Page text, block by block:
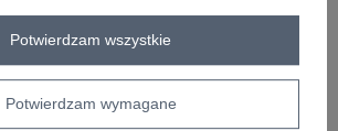
Potwierdzam wymagane
Potwierdzam wszystkie